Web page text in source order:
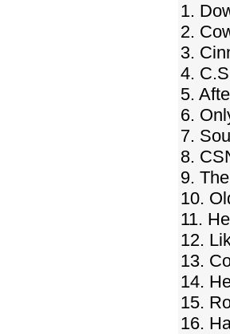
1.
2.
3.
4.
5.
6.
7.
8.
9.
10.
11.
12.
13.
14.
15.
16.